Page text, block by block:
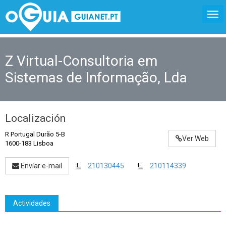
Z Virtual-Consultoria em
Sistemas de Informação, Lda
Localización
Ver Web
R Portugal Durão 5-B
1600-183 Lisboa
Envíar e-mail T: 210130445 F: 210114339
Actividades